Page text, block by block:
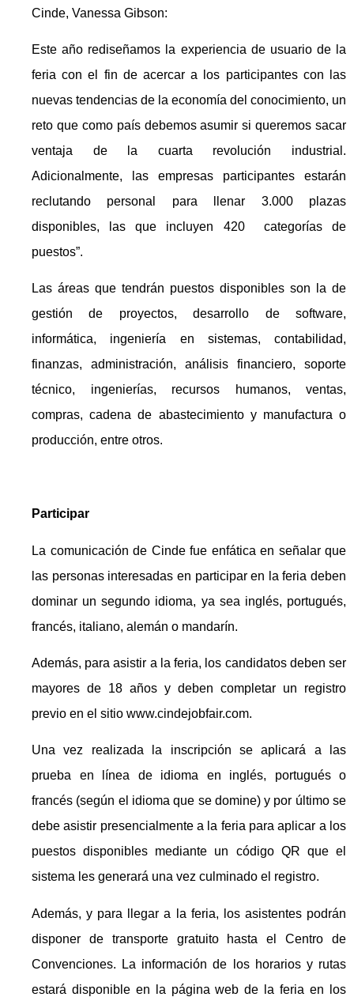
Cinde, Vanessa Gibson:
Este año rediseñamos la experiencia de usuario de la
feria con el fin de acercar a los participantes con las
nuevas tendencias de la economía del conocimiento, un
reto que como país debemos asumir si queremos sacar
ventaja de la cuarta revolución industrial.
Adicionalmente, las empresas participantes estarán
reclutando personal para llenar 3.000 plazas
disponibles, las que incluyen 420 categorías de
puestos”.
Las áreas que tendrán puestos disponibles son la de
gestión de proyectos, desarrollo de software,
informática, ingeniería en sistemas, contabilidad,
finanzas, administración, análisis financiero, soporte
técnico, ingenierías, recursos humanos, ventas,
compras, cadena de abastecimiento y manufactura o
producción, entre otros.
Participar
La comunicación de Cinde fue enfática en señalar que
las personas interesadas en participar en la feria deben
dominar un segundo idioma, ya sea inglés, portugués,
francés, italiano, alemán o mandarín.
Además, para asistir a la feria, los candidatos deben ser
mayores de 18 años y deben completar un registro
previo en el sitio www.cindejobfair.com.
Una vez realizada la inscripción se aplicará a las
prueba en línea de idioma en inglés, portugués o
francés (según el idioma que se domine) y por último se
debe asistir presencialmente a la feria para aplicar a los
puestos disponibles mediante un código QR que el
sistema les generará una vez culminado el registro.
Además, y para llegar a la feria, los asistentes podrán
disponer de transporte gratuito hasta el Centro de
Convenciones. La información de los horarios y rutas
estará disponible en la página web de la feria en los